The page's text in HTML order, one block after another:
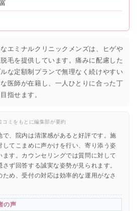
エミナルクリニックメンズは、ヒゲや
毛を提供しています。痛みに配慮した
な定額制プランで無理なく続けやすい
医師が在籍し、一人ひとりに合った丁
指せます。
ミをもとに編集部が要約
、院内は清潔感があると好評です。施
てこまめに声かけを行い、寄り添う姿
す。カウンセリングでは質問に対して
ず回答する誠実な姿勢が見られます。
め、受付の対応は効率的な運用がなさ
の声